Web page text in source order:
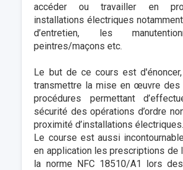
accéder ou travailler en
installations électriques
d’entretien, les
peintres/maçons etc.
Le but de ce cours est
transmettre la mise en œuvre des
procédures permettant
sécurité des opérations d’ordre
proximité d’installations électriques.
Le course est aussi
en application les prescriptions de
la norme NFC 18510/A1 lors